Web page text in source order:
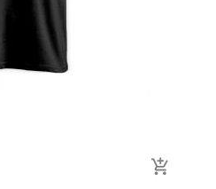
add_shopping_cart